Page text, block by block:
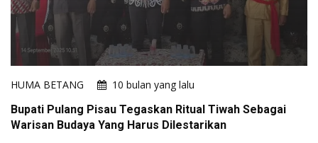
HUMA BETANG
10 bulan yang lalu
Bupati Pulang Pisau Tegaskan Ritual Tiwah Sebagai
Warisan Budaya Yang Harus Dilestarikan